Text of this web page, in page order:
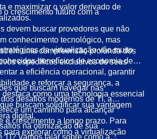
e maximizar o valor derivado de
devem buscar provedores que não
conhecimento tecnológico, mas
uma compreensão profunda dos
específicos exclusivos de seus
o crescimento futuro com a
da virtualização vão muito
benefícios de economia de
a eficiência operacional, garantir
e reforçar a segurança, a
como uma tecnologia essencial
buscam solidificar sua vantagem
digital.
que buscam navegar nas
desafios modernos de TI, a
um caminho para alcançar
e crescimento a longo prazo. Para
para explorar como a virtualização
na otimização de sua
TI? Vamos falar sobre como a